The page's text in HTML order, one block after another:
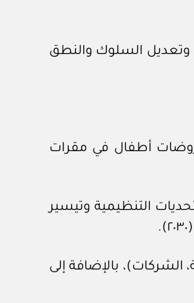
الوظيفي وتعديل السلوك والنطق
روضات أطفال في مقرات
التنظيمية وتيسير
الشركات)، بالإضافة إلى